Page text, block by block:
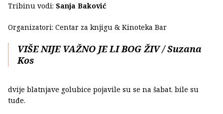
Tribinu vodi: Sanja Baković
Organizatori: Centar za knjigu & Kinoteka Bar
VIŠE NIJE VAŽNO JE LI BOG ŽIV / Suzana
Kos
dvije blatnjave golubice pojavile su se na šabat. bile su
tuđe.